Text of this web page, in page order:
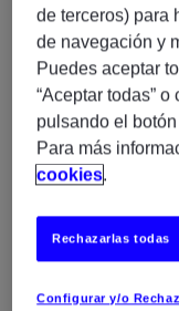
6. ¿Qué
mí?
7. ¿Qué hago
inscribirme a
8. ¿Cómo
candidatura?
de terceros) para
de navegación y
Puedes aceptar
“Aceptar todas”
pulsando el
Para más
cookies.
Configurar y/o
Rechazarlas todas